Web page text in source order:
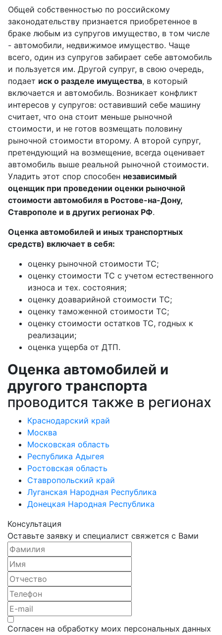
Общей собственностью по российскому
законодательству признается приобретенное в
браке любым из супругов имущество, в том числе
- автомобили, недвижимое имущество. Чаще
всего, один из супругов забирает себе автомобиль
и пользуется им. Другой супруг, в свою очередь,
подает иск о разделе имущества, в который
включается и автомобиль. Возникает конфликт
интересов у супругов: оставивший себе машину
считает, что она стоит меньше рыночной
стоимости, и не готов возмещать половину
рыночной стоимости второму. А второй супруг,
претендующий на возмещение, всегда оценивает
автомобиль выше реальной рыночной стоимости.
Уладить этот спор способен независимый
оценщик при проведении оценки рыночной
стоимости автомобиля в Ростове-на-Дону,
Ставрополе и в других регионах РФ.
Оценка автомобилей и иных транспортных
средств) включает в себя:
оценку рыночной стоимости ТС;
оценку стоимости ТС с учетом естественного
износа и тех. состояния;
оценку доаварийной стоимости ТС;
оценку таможенной стоимости ТС;
оценку стоимости остатков ТС, годных к
реализации;
оценка ущерба от ДТП.
Оценка автомобилей и
другого транспорта
проводится также в регионах
Краснодарский край
Москва
Московская область
Республика Адыгея
Ростовская область
Ставропольский край
Луганская Народная Республика
Донецкая Народная Республика
Консультация
Оставьте заявку и специалист свяжется с Вами
Согласен на обработку моих персональных данных